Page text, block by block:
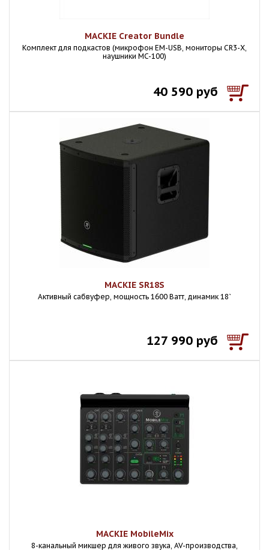
MACKIE Creator Bundle
Комплект для подкастов (микрофон EM-USB, мониторы CR3-X,
наушники MC-100)
40 590 руб
MACKIE SR18S
Активный сабвуфер, мощность 1600 Ватт, динамик 18`
127 990 руб
MACKIE MobileMix
8-канальный микшер для живого звука, AV-производства,